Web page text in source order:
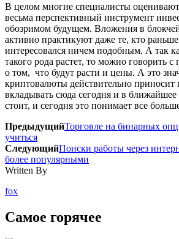
В целом многие специалисты
весьма перспективный инструмент
обозримом будущем. Вложения в
активно практикуют даже те, кто
интересовался ничем подобным. А так
такого рода растет, то можно говорить
о том, что будут расти и цены. А это
криптовалюты действительно приносит
вкладывать сюда сегодня и в
стоит, и сегодня это понимает все
ПредыдущийТорговле на бинарных
учиться
СледующийПоиски работы через
более популярными
Written By
fox
Самое горячее